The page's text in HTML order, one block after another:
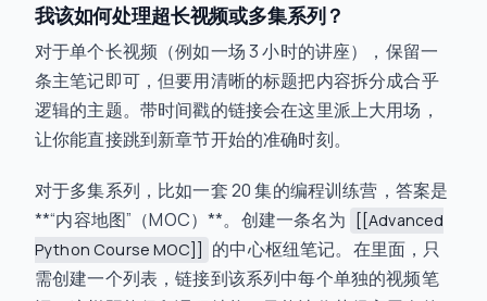
我该如何处理超长视频或多集系列？
对于单个长视频（例如一场 3 小时的讲座），保留一
条主笔记即可，但要用清晰的标题把内容拆分成合乎
逻辑的主题。带时间戳的链接会在这里派上大用场，
让你能直接跳到新章节开始的准确时刻。
对于多集系列，比如一套 20 集的编程训练营，答案是
**“内容地图”（MOC）**。创建一条名为
[[Advanced
Python Course MOC]]
的中心枢纽笔记。在里面，只
需创建一个列表，链接到该系列中每个单独的视频笔